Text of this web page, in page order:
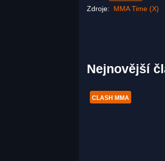
Zdroje: MMA Time (X)
Nejnovější
CLASH MMA